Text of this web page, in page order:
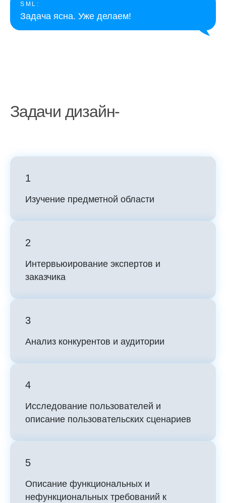
SML:
Задача ясна. Уже делаем!
Задачи дизайн-
1
Изучение предметной области
2
Интервьюирование экспертов и
заказчика
3
Анализ конкурентов и аудитории
4
Исследование пользователей и
описание пользовательских сценариев
5
Описание функциональных и
нефункциональных требований к